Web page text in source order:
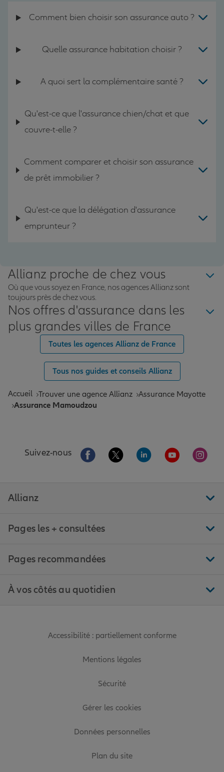
Comment bien choisir son assurance auto ?
Quelle assurance habitation choisir ?
A quoi sert la complémentaire santé ?
Qu'est-ce que l'assurance chien/chat et que
couvre-t-elle ?
Comment comparer et choisir son assurance
de prêt immobilier ?
Qu'est-ce que la délégation d'assurance
emprunteur ?
Allianz proche de chez vous
Où que vous soyez en France, nos agences Allianz sont
toujours près de chez vous.
Nos offres d'assurance dans les
plus grandes villes de France
Toutes les agences Allianz de France
Tous nos guides et conseils Allianz
Accueil Trouver une agence Allianz Assurance Mayotte
Assurance Mamoudzou
Suivez-nous Aller sur la page Facebook de Allianz
Aller sur la page Twitter de
Aller sur la page
Aller sur la
Aller
Allianz
Pages les + consultées
Pages recommandées
À vos côtés au quotidien
Accessibilité : partiellement conforme
Mentions légales
Sécurité
Gérer les cookies
Données personnelles
Plan du site